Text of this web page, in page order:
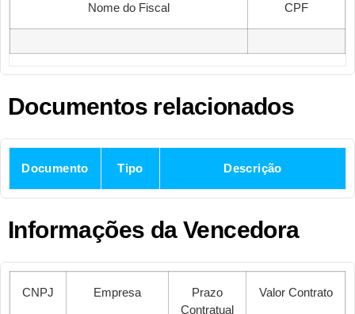
Nome do Fiscal CPF
Documentos relacionados
Documento Tipo Descrição
Informações da Vencedora
CNPJ Empresa
Prazo
Contratual
Valor Contrato